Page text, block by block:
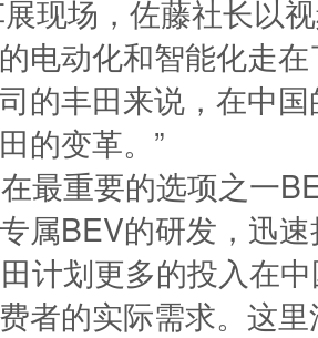
现场，佐藤社长以
电动化和智能化走
的丰田来说，在中
的变革。”
最重要的选项之一
属BEV的研发，迅
计划更多的投入在
者的实际需求。这